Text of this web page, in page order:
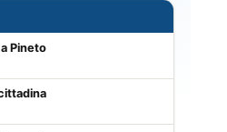
Pineto